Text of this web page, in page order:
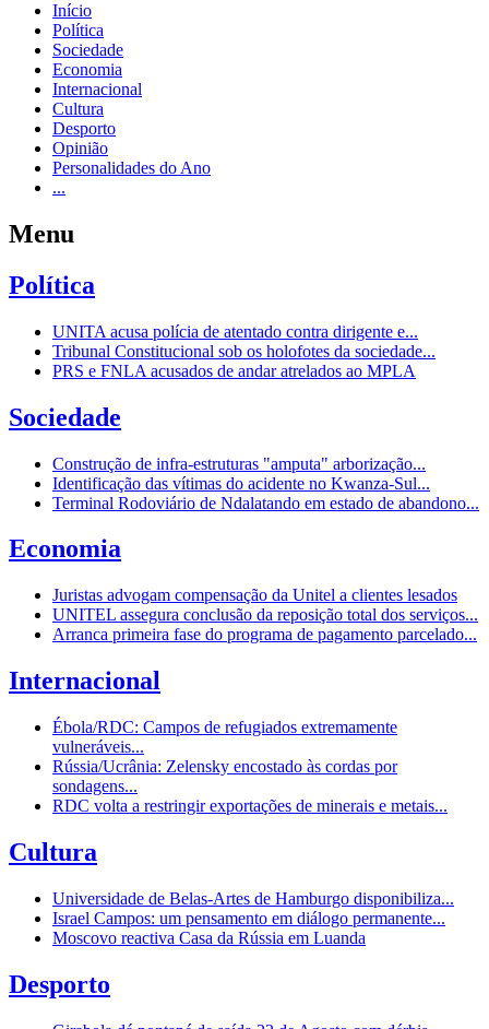
Início
Política
Sociedade
Economia
Internacional
Cultura
Desporto
Opinião
Personalidades do Ano
...
Menu
Política
UNITA acusa polícia de atentado contra dirigente e...
Tribunal Constitucional sob os holofotes da sociedade...
PRS e FNLA acusados de andar atrelados ao MPLA
Sociedade
Construção de infra-estruturas "amputa" arborização...
Identificação das vítimas do acidente no Kwanza-Sul...
Terminal Rodoviário de Ndalatando em estado de abandono...
Economia
Juristas advogam compensação da Unitel a clientes lesados
UNITEL assegura conclusão da reposição total dos serviços...
Arranca primeira fase do programa de pagamento parcelado...
Internacional
Ébola/RDC: Campos de refugiados extremamente
vulneráveis...
Rússia/Ucrânia: Zelensky encostado às cordas por
sondagens...
RDC volta a restringir exportações de minerais e metais...
Cultura
Universidade de Belas-Artes de Hamburgo disponibiliza...
Israel Campos: um pensamento em diálogo permanente...
Moscovo reactiva Casa da Rússia em Luanda
Desporto